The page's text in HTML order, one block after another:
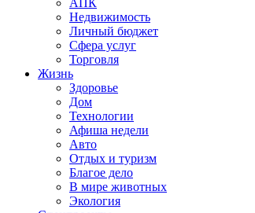
АПК
Недвижимость
Личный бюджет
Сфера услуг
Торговля
Жизнь
Здоровье
Дом
Технологии
Афиша недели
Авто
Отдых и туризм
Благое дело
В мире животных
Экология